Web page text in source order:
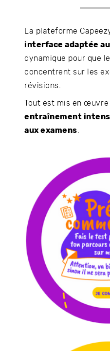
La plateforme
interface adaptée
dynamique pour que
concentrent sur les
révisions.
Tout est mis en
entraînement
aux examens